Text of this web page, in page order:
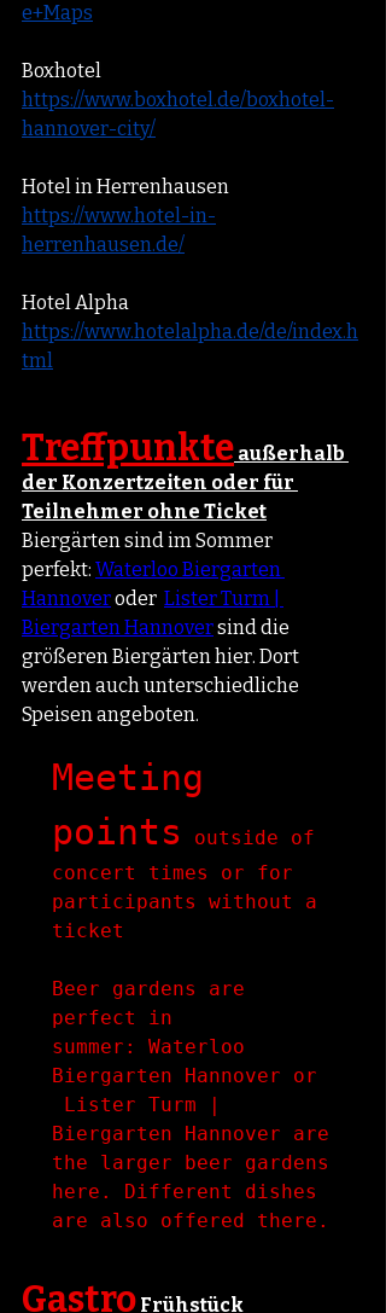
e+Maps
Boxhotel
https://www.boxhotel.de/boxhotel-
hannover-city/
Hotel in Herrenhausen
https://www.hotel-in-
herrenhausen.de/
Hotel Alpha
https://www.hotelalpha.de/de/index.h
tml
Treffpunkte außerhalb
der Konzertzeiten oder für
Teilnehmer ohne Ticket
Biergärten sind im Sommer
perfekt: Waterloo Biergarten
Hannoveroder Lister Turm |
Biergarten Hannoversind die
größeren Biergärten hier. Dort
werden auch unterschiedliche
Speisen angeboten.
Meeting
points
outside of
concert times or for
participants without a
ticket
Beer gardens are
perfect in
summer: Waterloo
Biergarten Hannover or
Lister Turm |
Biergarten Hannover are
the larger beer gardens
here. Different dishes
are also offered there.
Gastro Frühstück